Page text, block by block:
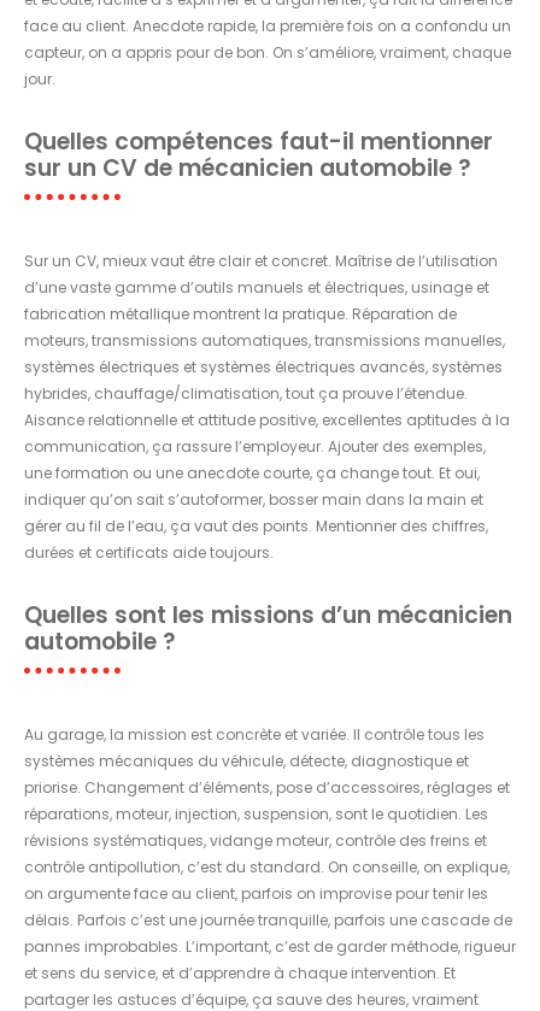
face au client. Anecdote rapide, la première fois on a confondu un
capteur, on a appris pour de bon. On s’améliore, vraiment, chaque
jour.
Quelles compétences faut-il mentionner
sur un CV de mécanicien automobile ?
Sur un CV, mieux vaut être clair et concret. Maîtrise de l’utilisation
d’une vaste gamme d’outils manuels et électriques, usinage et
fabrication métallique montrent la pratique. Réparation de
moteurs, transmissions automatiques, transmissions manuelles,
systèmes électriques et systèmes électriques avancés, systèmes
hybrides, chauffage/climatisation, tout ça prouve l’étendue.
Aisance relationnelle et attitude positive, excellentes aptitudes à la
communication, ça rassure l’employeur. Ajouter des exemples,
une formation ou une anecdote courte, ça change tout. Et oui,
indiquer qu’on sait s’autoformer, bosser main dans la main et
gérer au fil de l’eau, ça vaut des points. Mentionner des chiffres,
durées et certificats aide toujours.
Quelles sont les missions d’un mécanicien
automobile ?
Au garage, la mission est concrète et variée. Il contrôle tous les
systèmes mécaniques du véhicule, détecte, diagnostique et
priorise. Changement d’éléments, pose d’accessoires, réglages et
réparations, moteur, injection, suspension, sont le quotidien. Les
révisions systématiques, vidange moteur, contrôle des freins et
contrôle antipollution, c’est du standard. On conseille, on explique,
on argumente face au client, parfois on improvise pour tenir les
délais. Parfois c’est une journée tranquille, parfois une cascade de
pannes improbables. L’important, c’est de garder méthode, rigueur
et sens du service, et d’apprendre à chaque intervention. Et
partager les astuces d’équipe, ça sauve des heures, vraiment